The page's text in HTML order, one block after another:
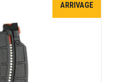
ARRIVAGE